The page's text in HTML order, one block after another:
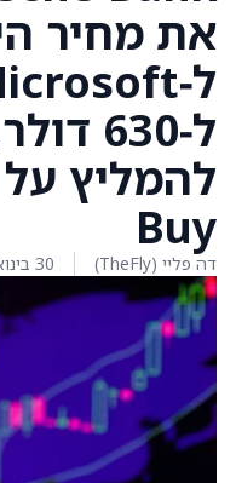
את מחיר
להמליץ על
Buy
דה פליי (TheFly) 30 בינואר 2026